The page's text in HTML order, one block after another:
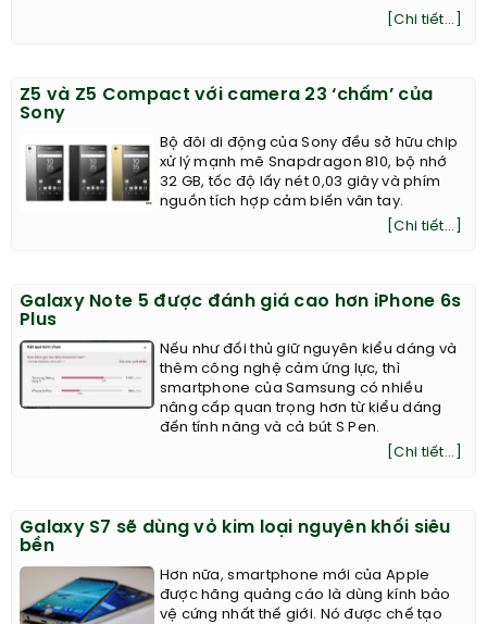
[Chi tiết...]
Z5 và Z5 Compact với camera 23 ‘chấm’ của
Sony
Bộ đôi di động của Sony đều sở hữu chip
xử lý mạnh mẽ Snapdragon 810, bộ nhớ
32 GB, tốc độ lấy nét 0,03 giây và phím
nguồn tích hợp cảm biến vân tay.
[Chi tiết...]
Galaxy Note 5 được đánh giá cao hơn iPhone 6s
Plus
Nếu như đối thủ giữ nguyên kiểu dáng và
thêm công nghệ cảm ứng lực, thì
smartphone của Samsung có nhiều
nâng cấp quan trọng hơn từ kiểu dáng
đến tính năng và cả bút S Pen.
[Chi tiết...]
Galaxy S7 sẽ dùng vỏ kim loại nguyên khối siêu
bền
Hơn nữa, smartphone mới của Apple
được hãng quảng cáo là dùng kính bảo
vệ cứng nhất thế giới. Nó được chế tạo